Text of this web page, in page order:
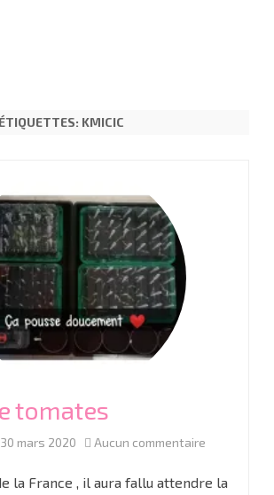
KMICIC
tomates
30 mars 2020 Aucun commentaire
la France , il aura fallu attendre la